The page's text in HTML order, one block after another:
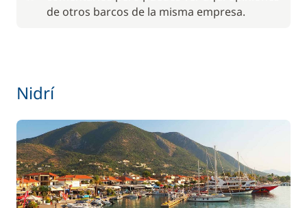
de otros barcos de la misma empresa.
Nidrí